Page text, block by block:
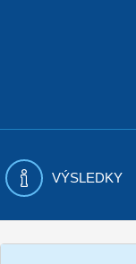
VÝSLEDKY